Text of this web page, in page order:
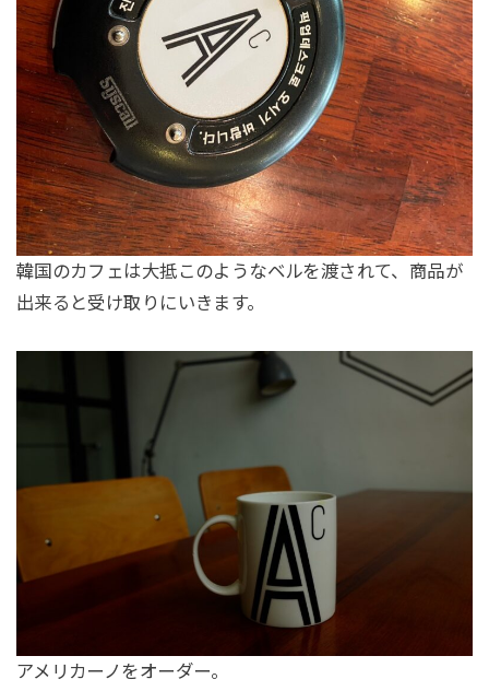
韓国のカフェは大抵このようなベルを渡されて、商品が
出来ると受け取りにいきます。
アメリカーノをオーダー。